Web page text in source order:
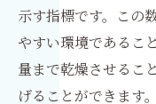
示す指標です。この
やすい環境であるこ
量まで乾燥させるこ
げることができます。